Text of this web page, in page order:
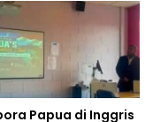
Papua di Inggris